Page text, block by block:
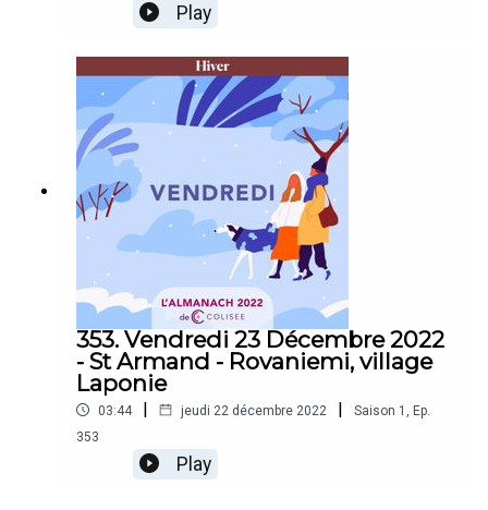
Play
353. Vendredi 23 Décembre 2022
- St Armand - Rovaniemi, village
Laponie
03:44 | jeudi 22 décembre 2022 | Saison 1 , Ep.
353
Play